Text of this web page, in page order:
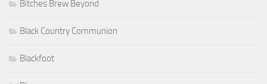
Bitches Brew Beyond
Black Country Communion
Blackfoot